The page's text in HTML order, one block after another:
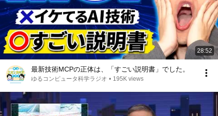
28:52
最新技術MCPの正体は、「すごい説明書」でした。
ゆるコンピュータ科学ラジオ • 195K views